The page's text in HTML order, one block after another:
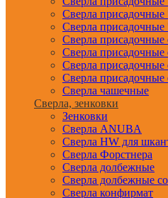
Сверла
Сверла
Сверла присадочные
Сверла присадочные
Сверла
Сверла
Сверла чашечные
Сверла, зенковки
Зенковки
Сверла ANUBA
Сверла HW для
Сверла Форстнера
Сверла долбежные
Сверла долбежные
Сверла конфирмат